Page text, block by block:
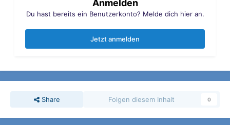
Anmelden
Du hast bereits ein Benutzerkonto? Melde dich hier an.
Jetzt anmelden
Share Folgen diesem Inhalt 0